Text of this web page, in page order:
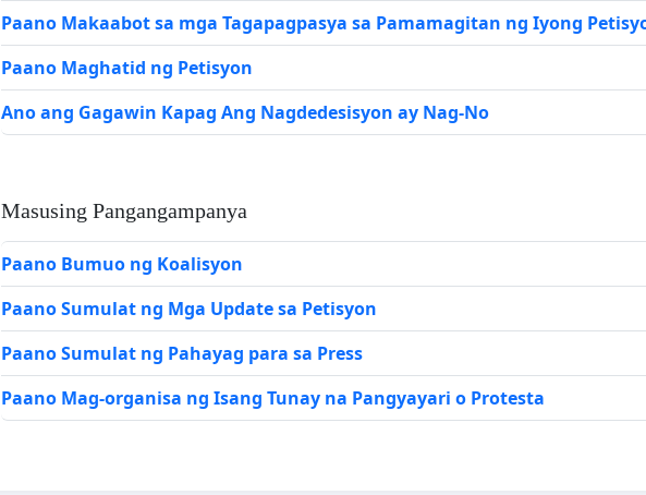
Paano Makaabot sa mga Tagapagpasya sa Pamamagitan ng Iyong
Paano Maghatid ng Petisyon
Ano ang Gagawin Kapag Ang Nagdedesisyon ay Nag-No
Masusing Pangangampanya
Paano Bumuo ng Koalisyon
Paano Sumulat ng Mga Update sa Petisyon
Paano Sumulat ng Pahayag para sa Press
Paano Mag-organisa ng Isang Tunay na Pangyayari o Protesta